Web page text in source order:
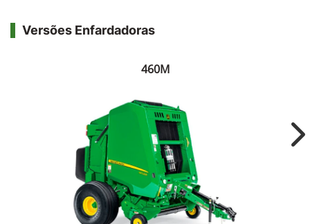
Versões Enfardadoras
460M